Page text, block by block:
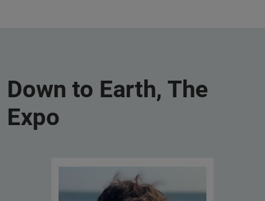
Down to Earth, The
Expo